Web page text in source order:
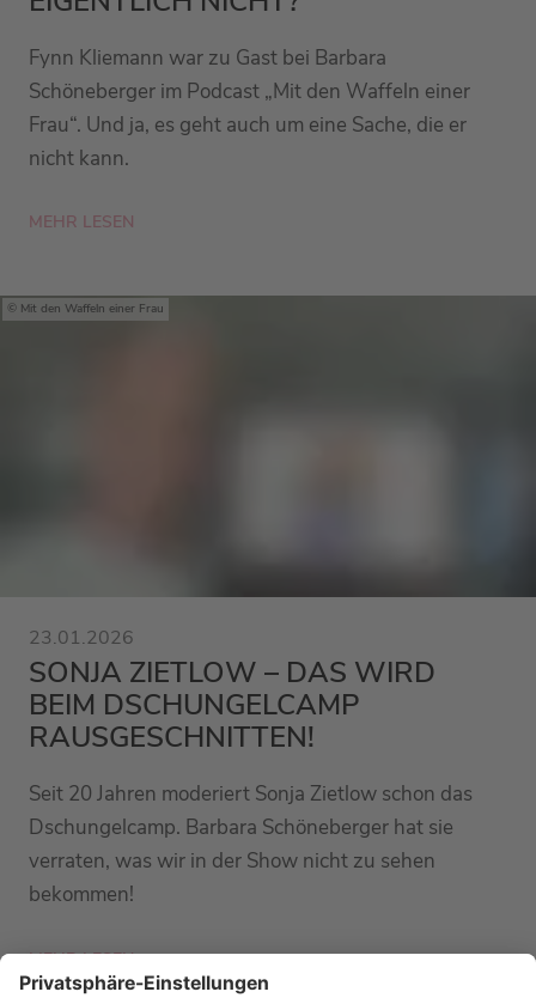
Fynn Kliemann war zu Gast bei Barbara
Schöneberger im Podcast „Mit den Waffeln einer
Frau“. Und ja, es geht auch um eine Sache, die er
nicht kann.
MEHR LESEN
Mit den Waffeln einer Frau
23.01.2026
SONJA ZIETLOW – DAS WIRD
BEIM DSCHUNGELCAMP
RAUSGESCHNITTEN!
Seit 20 Jahren moderiert Sonja Zietlow schon das
Dschungelcamp. Barbara Schöneberger hat sie
verraten, was wir in der Show nicht zu sehen
bekommen!
MEHR LESEN